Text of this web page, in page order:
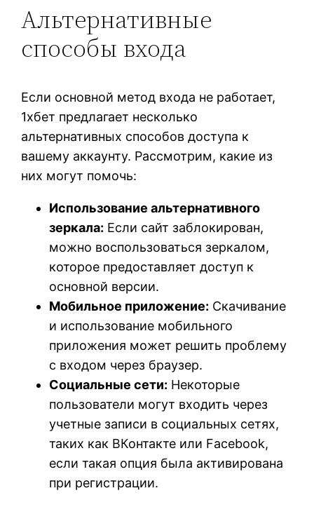
Альтернативные
способы входа
Если основной метод входа не работает,
1хбет предлагает несколько
альтернативных способов доступа к
вашему аккаунту. Рассмотрим, какие из
них могут помочь:
Использование альтернативного
зеркала: Если сайт заблокирован,
можно воспользоваться зеркалом,
которое предоставляет доступ к
основной версии.
Мобильное приложение: Скачивание
и использование мобильного
приложения может решить проблему
с входом через браузер.
Социальные сети: Некоторые
пользователи могут входить через
учетные записи в социальных сетях,
таких как ВКонтакте или Facebook,
если такая опция была активирована
при регистрации.